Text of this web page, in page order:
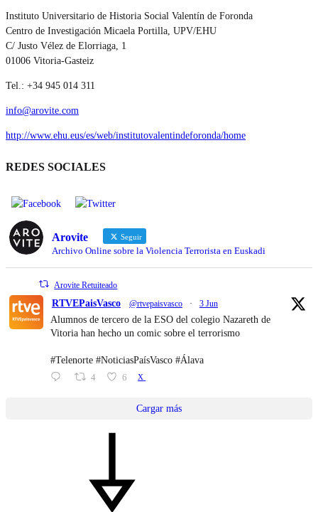
Instituto Universitario de Historia Social Valentín de Foronda
Centro de Investigación Micaela Portilla, UPV/EHU
C/ Justo Vélez de Elorriaga, 1
01006 Vitoria-Gasteiz
Tel.: +34 945 014 311
info@arovite.com
http://www.ehu.eus/es/web/institutovalentindeforonda/home
REDES SOCIALES
Arovite Seguir
Archivo Online sobre la Violencia Terrorista en Euskadi
Arovite Retuiteado
RTVEPaisVasco @rtvepaisvasco · 3 Jun
Alumnos de tercero de la ESO del colegio Nazareth de
Vitoria han hecho un comic sobre el terrorismo
#Telenorte #NoticiasPaísVasco #Álava
4 6 X
Cargar más